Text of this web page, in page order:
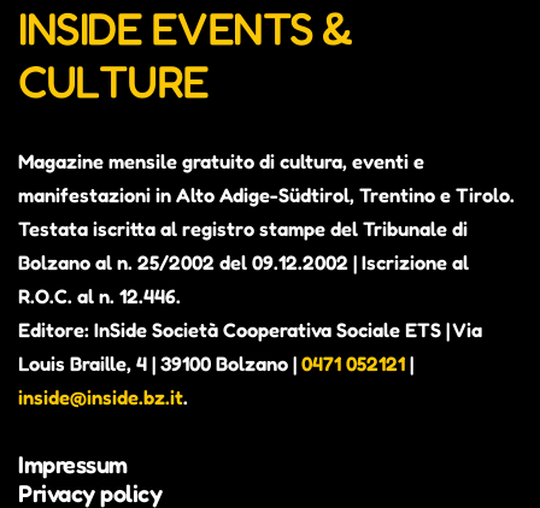
INSIDE EVENTS &
CULTURE
Magazine mensile gratuito di cultura, eventi e
manifestazioni in Alto Adige-Südtirol, Trentino e Tirolo.
Testata iscritta al registro stampe del Tribunale di
Bolzano al n. 25/2002 del 09.12.2002 | Iscrizione al
R.O.C. al n. 12.446.
Editore: InSide Società Cooperativa Sociale ETS | Via
Louis Braille, 4 | 39100 Bolzano | 0471 052121 |
inside@inside.bz.it.
Impressum
Privacy policy